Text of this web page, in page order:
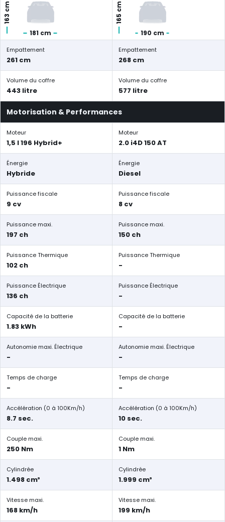
181 cm
163 cm
190 cm
165 cm
Empattement
261 cm
Empattement
268 cm
Volume du coffre
443 litre
Volume du coffre
577 litre
Motorisation & Performances
Moteur
1,5 l 196 Hybrid+
Moteur
2.0 i4D 150 AT
Énergie
Hybride
Énergie
Diesel
Puissance fiscale
9 cv
Puissance fiscale
8 cv
Puissance maxi.
197 ch
Puissance maxi.
150 ch
Puissance Thermique
102 ch
Puissance Thermique
-
Puissance Électrique
136 ch
Puissance Électrique
-
Capacité de la batterie
1.83 kWh
Capacité de la batterie
-
Autonomie maxi. Électrique
-
Autonomie maxi. Électrique
-
Temps de charge
-
Temps de charge
-
Accélération (0 à 100Km/h)
8.7 sec.
Accélération (0 à 100Km/h)
10 sec.
Couple maxi.
250 Nm
Couple maxi.
1 Nm
Cylindrée
1.498 cm³
Cylindrée
1.999 cm³
Vitesse maxi.
168 km/h
Vitesse maxi.
199 km/h